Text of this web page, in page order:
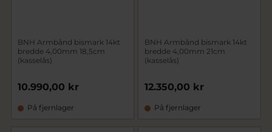
BNH Armbånd bismark 14kt
bredde 4,00mm 18,5cm
(kasselås)
10.990,00 kr
På fjernlager
BNH Armbånd bismark 14kt
bredde 4,00mm 21cm
(kasselås)
12.350,00 kr
På fjernlager